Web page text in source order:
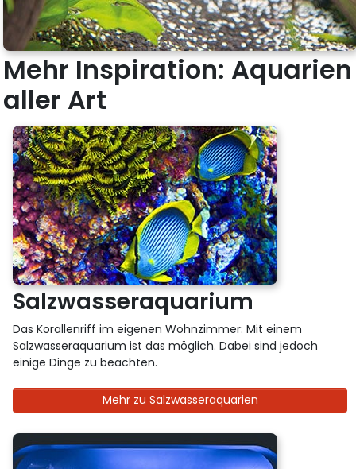
Mehr Inspiration: Aquarien
aller Art
Salzwasseraquarium
Das Korallenriff im eigenen Wohnzimmer: Mit einem
Salzwasseraquarium ist das möglich. Dabei sind jedoch
einige Dinge zu beachten.
Mehr zu Salzwasseraquarien